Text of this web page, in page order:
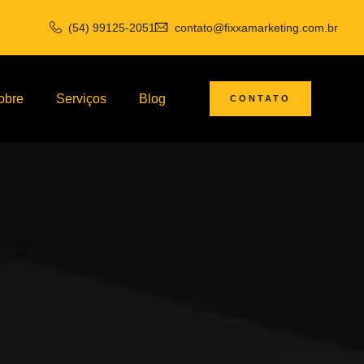
(54) 99125-2051 contato@fixxamarketing.com.br
Serviços Blog CONTATO